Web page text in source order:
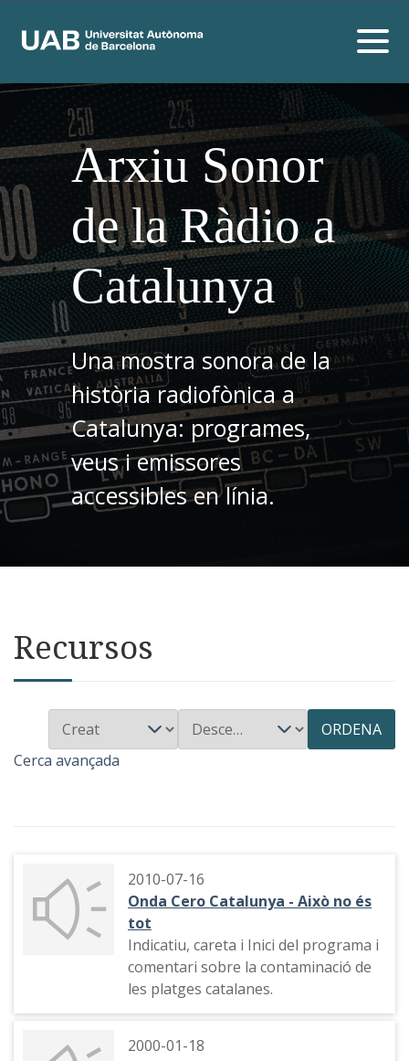
Arxiu Sonor
de la Ràdio a
Catalunya
Una mostra sonora de la
història radiofònica a
Catalunya: programes,
veus i emissores
accessibles en línia.
Recursos
ORDENA
Cerca avançada
2010-07-16
Onda Cero Catalunya - Això no és
tot
Indicatiu, careta i Inici del programa i
comentari sobre la contaminació de
les platges catalanes.
2000-01-18